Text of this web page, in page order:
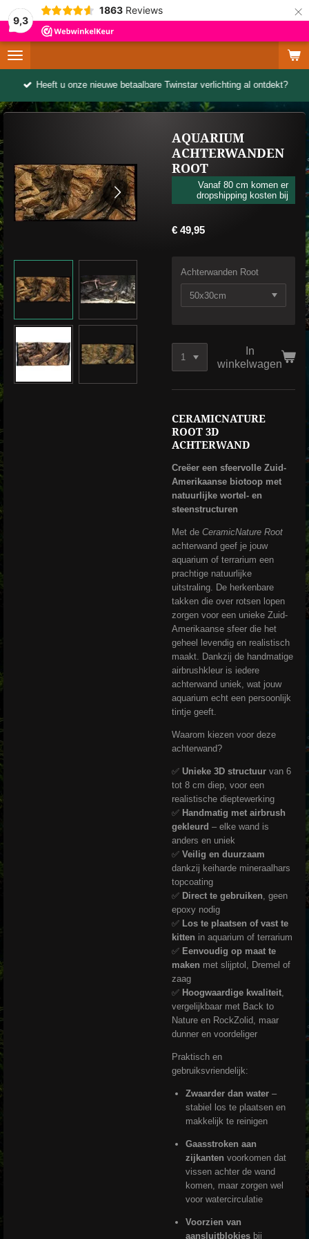
9,3
1863 Reviews ×
Heeft u onze nieuwe betaalbare Twinstar verlichting al ontdekt?
AQUARIUM
ACHTERWANDEN
ROOT
Vanaf 80 cm komen er
dropshipping kosten bij
€ 49,95
Achterwanden Root
In
winkelwagen
CERAMICNATURE
ROOT 3D
ACHTERWAND
Creëer een sfeervolle Zuid-
Amerikaanse biotoop met
natuurlijke wortel- en
steenstructuren
Met de CeramicNature Root
achterwand geef je jouw
aquarium of terrarium een
prachtige natuurlijke
uitstraling. De herkenbare
takken die over rotsen lopen
zorgen voor een unieke Zuid-
Amerikaanse sfeer die het
geheel levendig en realistisch
maakt. Dankzij de handmatige
airbrushkleur is iedere
achterwand uniek, wat jouw
aquarium echt een persoonlijk
tintje geeft.
Waarom kiezen voor deze
achterwand?
✅ Unieke 3D structuur van 6
tot 8 cm diep, voor een
realistische dieptewerking
✅ Handmatig met airbrush
gekleurd – elke wand is
anders en uniek
✅ Veilig en duurzaam
dankzij keiharde mineraalhars
topcoating
✅ Direct te gebruiken , geen
epoxy nodig
✅ Los te plaatsen of vast te
kitten in aquarium of terrarium
✅ Eenvoudig op maat te
maken met slijptol, Dremel of
zaag
✅ Hoogwaardige kwaliteit
vergelijkbaar met Back to
Nature en RockZolid, maar
dunner en voordeliger
Praktisch en
gebruiksvriendelijk:
Zwaarder dan water–
stabiel los te plaatsen en
makkelijk te reinigen
Gaasstroken aan
zijkanten voorkomen dat
vissen achter de wand
komen, maar zorgen wel
voor watercirculatie
Voorzien van
aansluitblokjesbij